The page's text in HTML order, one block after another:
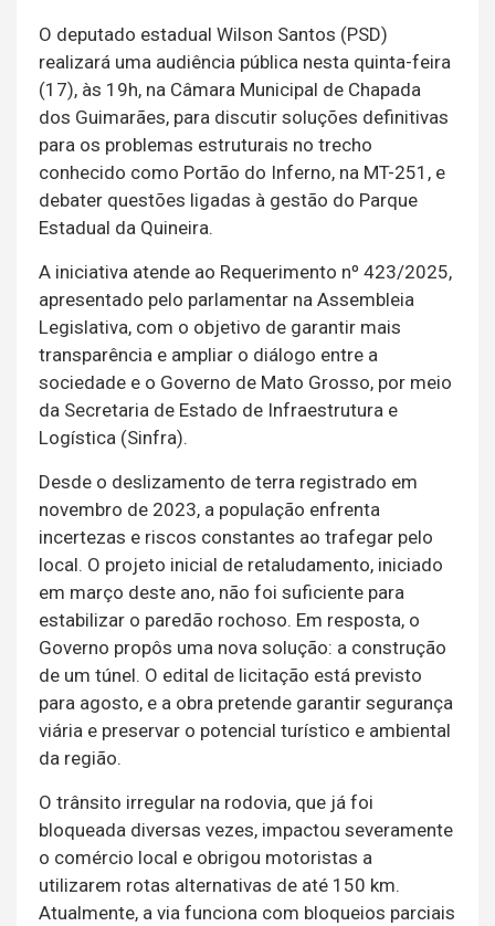
O deputado estadual Wilson Santos (PSD)
realizará uma audiência pública nesta quinta-feira
(17), às 19h, na Câmara Municipal de Chapada
dos Guimarães, para discutir soluções definitivas
para os problemas estruturais no trecho
conhecido como Portão do Inferno, na MT-251, e
debater questões ligadas à gestão do Parque
Estadual da Quineira.
A iniciativa atende ao Requerimento nº 423/2025,
apresentado pelo parlamentar na Assembleia
Legislativa, com o objetivo de garantir mais
transparência e ampliar o diálogo entre a
sociedade e o Governo de Mato Grosso, por meio
da Secretaria de Estado de Infraestrutura e
Logística (Sinfra).
Desde o deslizamento de terra registrado em
novembro de 2023, a população enfrenta
incertezas e riscos constantes ao trafegar pelo
local. O projeto inicial de retaludamento, iniciado
em março deste ano, não foi suficiente para
estabilizar o paredão rochoso. Em resposta, o
Governo propôs uma nova solução: a construção
de um túnel. O edital de licitação está previsto
para agosto, e a obra pretende garantir segurança
viária e preservar o potencial turístico e ambiental
da região.
O trânsito irregular na rodovia, que já foi
bloqueada diversas vezes, impactou severamente
o comércio local e obrigou motoristas a
utilizarem rotas alternativas de até 150 km.
Atualmente, a via funciona com bloqueios parciais